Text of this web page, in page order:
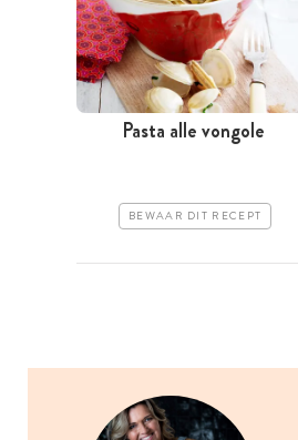
Pasta alle vongole
BEWAAR DIT RECEPT